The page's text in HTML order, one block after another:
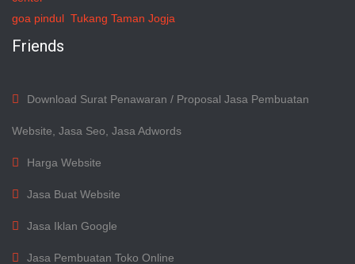
goa pindul Tukang Taman Jogja
Friends
Download Surat Penawaran / Proposal Jasa Pembuatan
Website, Jasa Seo, Jasa Adwords
Harga Website
Jasa Buat Website
Jasa Iklan Google
Jasa Pembuatan Toko Online